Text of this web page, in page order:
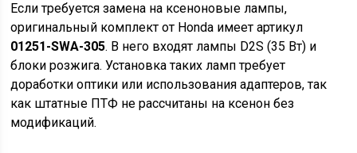
Если требуется замена на ксеноновые лампы,
оригинальный комплект от Honda имеет артикул
01251-SWA-305. В него входят лампы D2S (35 Вт) и
блоки розжига. Установка таких ламп требует
доработки оптики или использования адаптеров, так
как штатные ПТФ не рассчитаны на ксенон без
модификаций.